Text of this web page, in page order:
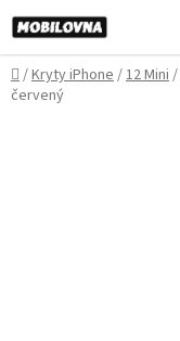
Prejsť
na
obsah
Domov
/Kryty iPhone/12 Mini/
červený